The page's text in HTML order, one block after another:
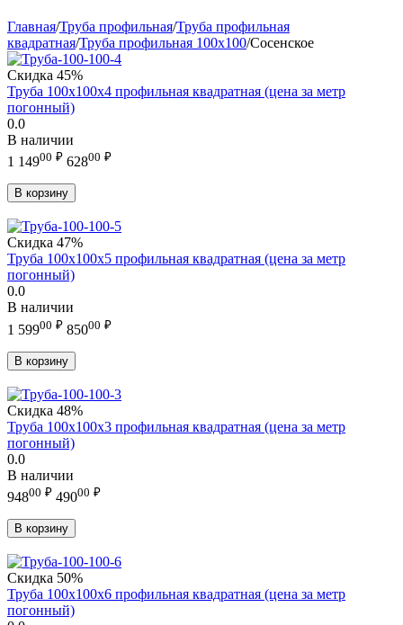
Главная/Труба профильная/Труба профильная
квадратная/Труба профильная 100x100/Сосенское
Скидка 45%
Труба 100х100х4 профильная квадратная (цена за метр
погонный)
0.0
В наличии
1 14900 ₽ 62800 ₽
В корзину
Скидка 47%
Труба 100х100х5 профильная квадратная (цена за метр
погонный)
0.0
В наличии
1 59900 ₽ 85000 ₽
В корзину
Скидка 48%
Труба 100х100х3 профильная квадратная (цена за метр
погонный)
0.0
В наличии
94800 ₽ 49000 ₽
В корзину
Скидка 50%
Труба 100х100х6 профильная квадратная (цена за метр
погонный)